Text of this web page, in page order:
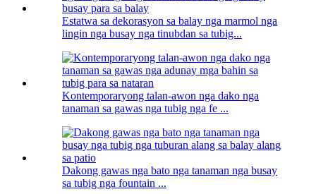
Estatwa sa dekorasyon sa balay nga marmol nga
lingin nga busay nga tinubdan sa tubig...
Kontemporaryong talan-awon nga dako nga
tanaman sa gawas nga tubig nga fe ...
Dakong gawas nga bato nga tanaman nga busay
sa tubig nga fountain ...